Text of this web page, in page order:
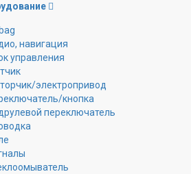
навигация
управления
электропривод
кнопка
переключатель